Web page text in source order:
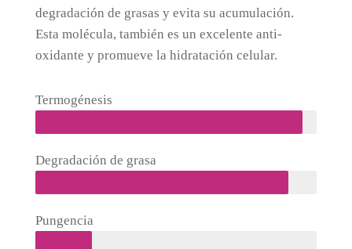
degradación de grasas y evita su acumulación.
Esta molécula, también es un excelente anti-
oxidante y promueve la hidratación celular.
Termogénesis
Degradación de grasa
Pungencia